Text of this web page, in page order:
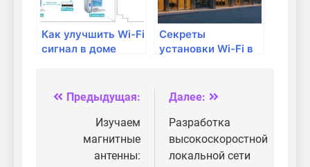
Как улучшить Wi-Fi
сигнал в доме
Секреты
установки Wi-Fi в
Навигация
записям
Предыдущая:
Изучаем
магнитные
антенны:
Далее:
Разработка
высокоскоростной
локальной сети